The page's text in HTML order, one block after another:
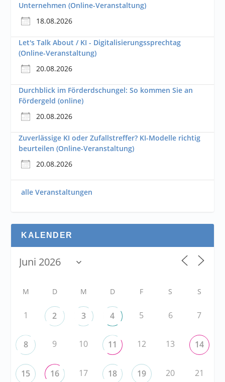
Unternehmen (Online-Veranstaltung)
18.08.2026
Let's Talk About / KI - Digitalisierungssprechtag
(Online-Veranstaltung)
20.08.2026
Durchblick im Förderdschungel: So kommen Sie an
Fördergeld (online)
20.08.2026
Zuverlässige KI oder Zufallstreffer? KI-Modelle richtig
beurteilen (Online-Veranstaltung)
20.08.2026
alle Veranstaltungen
KALENDER
M D M D F S S
1 2 3 4 5 6 7
8 9 10 11 12 13 14
15 16 17 18 19 20 21